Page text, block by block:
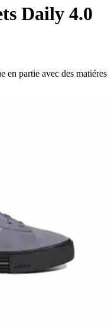
Daily 4.0
en partie avec des matiéres